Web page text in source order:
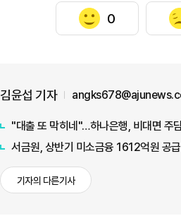
0
김윤섭 기자
"대출 또 막히네"…하나은행, 비대면 주
서금원, 상반기 미소금융 1612억원 공
기자의 다른기사